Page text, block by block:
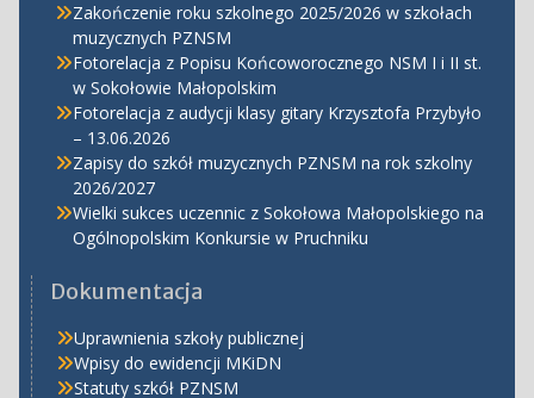
Zakończenie roku szkolnego 2025/2026 w szkołach
muzycznych PZNSM
Fotorelacja z Popisu Końcoworocznego NSM I i II st.
w Sokołowie Małopolskim
Fotorelacja z audycji klasy gitary Krzysztofa Przybyło
– 13.06.2026
Zapisy do szkół muzycznych PZNSM na rok szkolny
2026/2027
Wielki sukces uczennic z Sokołowa Małopolskiego na
Ogólnopolskim Konkursie w Pruchniku
Dokumentacja
Uprawnienia szkoły publicznej
Wpisy do ewidencji MKiDN
Statuty szkół PZNSM